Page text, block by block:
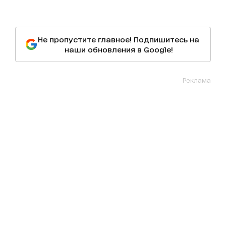
Не пропустите главное! Подпишитесь на
наши обновления в Google!
Реклама